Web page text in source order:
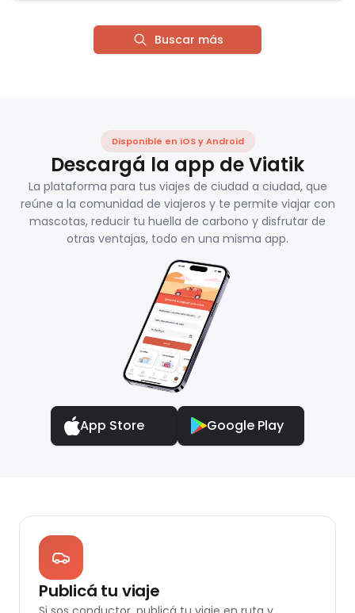
Buscar más
Disponible en iOS y Android
Descargá la app de Viatik
La plataforma para tus viajes de ciudad a ciudad, que
reúne a la comunidad de viajeros y te permite viajar con
mascotas, reducir tu huella de carbono y disfrutar de
otras ventajas, todo en una misma app.
App Store Google Play
Publicá tu viaje